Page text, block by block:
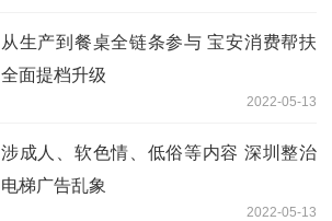
从生产到餐桌全链条参与 宝安消费帮扶
全面提档升级
2022-05-13
涉成人、软色情、低俗等内容 深圳整治
电梯广告乱象
2022-05-13